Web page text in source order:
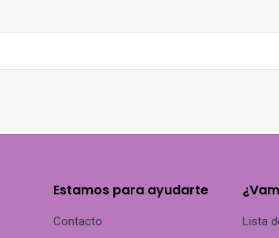
Estamos para ayudarte
Contacto
Lista